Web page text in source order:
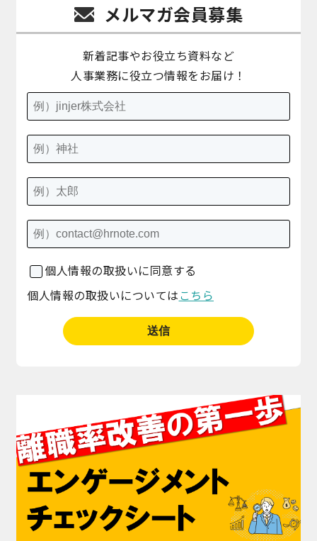
メルマガ会員募集
新着記事やお役立ち資料など
人事業務に役立つ情報をお届け！
個人情報の取扱いに同意する
個人情報の取扱いについては こちら